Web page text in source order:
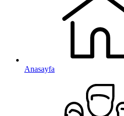
Anasayfa